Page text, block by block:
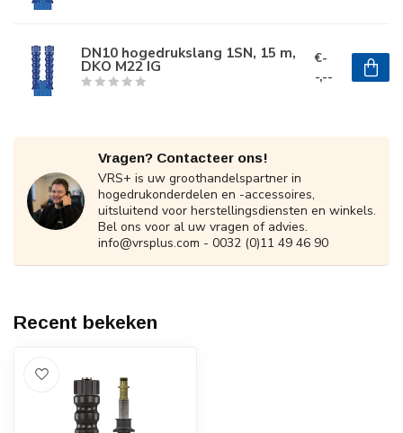
DN10 hogedrukslang 1SN, 15 m,
DKO M22 IG
€-
-,--
Vragen? Contacteer ons!
VRS+ is uw groothandelspartner in
hogedrukonderdelen en -accessoires,
uitsluitend voor herstellingsdiensten en winkels.
Bel ons voor al uw vragen of advies.
info@vrsplus.com - 0032 (0)11 49 46 90
Recent bekeken